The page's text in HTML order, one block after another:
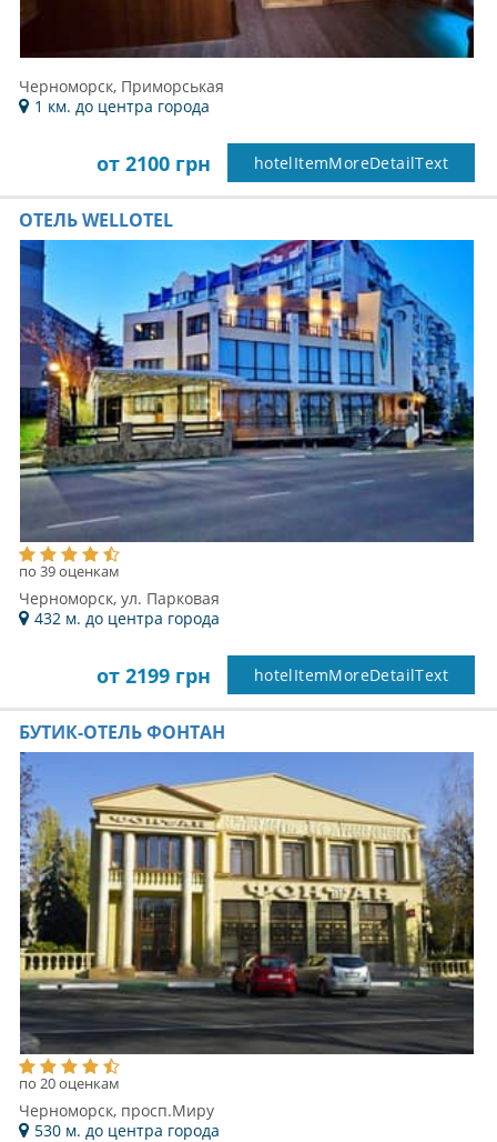
Черноморск, Приморськая
1 км. до центра города
от 2100 грн hotelItemMoreDetailText
ОТЕЛЬ WELLOTEL
по 39 оценкам
Черноморск, ул. Парковая
432 м. до центра города
от 2199 грн hotelItemMoreDetailText
БУТИК-ОТЕЛЬ ФОНТАН
по 20 оценкам
Черноморск, просп.Миру
530 м. до центра города